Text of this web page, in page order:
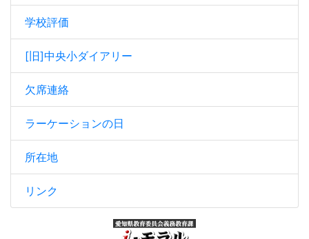
学校評価
[旧]中央小ダイアリー
欠席連絡
ラーケーションの日
所在地
リンク